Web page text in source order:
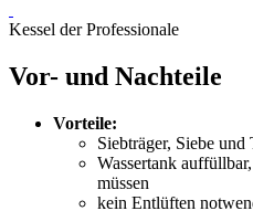
Kessel der Professionale
Vor- und Nachteile
Vorteile:
Siebträger, Siebe
Wassertank
müssen
kein Entlüften